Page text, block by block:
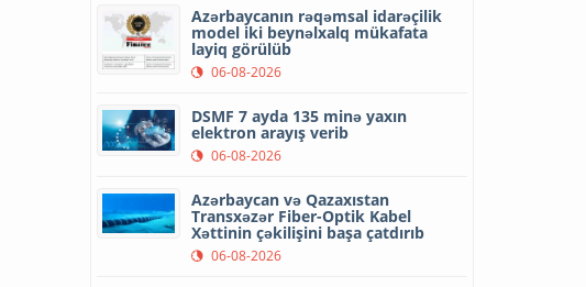
Azərbaycanın rəqəmsal idarəçilik
model iki beynəlxalq mükafata
layiq görülüb
06-08-2026
DSMF 7 ayda 135 minə yaxın
elektron arayış verib
06-08-2026
Azərbaycan və Qazaxıstan
Transxəzər Fiber-Optik Kabel
Xəttinin çəkilişini başa çatdırıb
06-08-2026